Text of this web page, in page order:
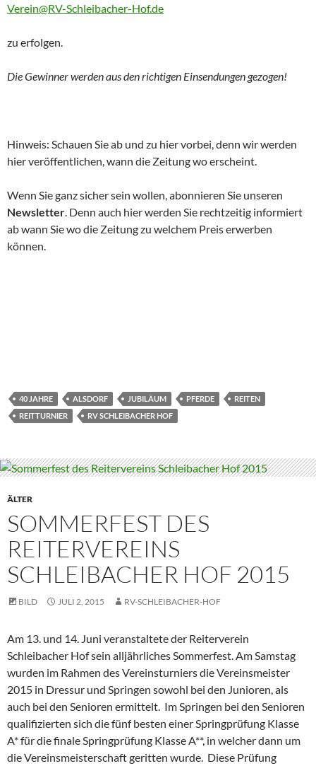
Verein@RV-Schleibacher-Hof.de
zu erfolgen.
Die Gewinner werden aus den richtigen Einsendungen gezogen!
Hinweis: Schauen Sie ab und zu hier vorbei, denn wir werden
hier veröffentlichen, wann die Zeitung wo erscheint.
Wenn Sie ganz sicher sein wollen, abonnieren Sie unseren
Newsletter. Denn auch hier werden Sie rechtzeitig informiert
ab wann Sie wo die Zeitung zu welchem Preis erwerben
können.
40 JAHRE ALSDORF JUBILÄUM PFERDE
REITEN
REITTURNIER
RV SCHLEIBACHER HOF
ÄLTER
SOMMERFEST DES
REITERVEREINS
SCHLEIBACHER HOF 2015
BILD JULI 2, 2015 RV-SCHLEIBACHER-HOF
Am 13. und 14. Juni veranstaltete der Reiterverein
Schleibacher Hof sein alljährliches Sommerfest. Am Samstag
wurden im Rahmen des Vereinsturniers die Vereinsmeister
2015 in Dressur und Springen sowohl bei den Junioren, als
auch bei den Senioren ermittelt. Im Springen bei den Senioren
qualifizierten sich die fünf besten einer Springprüfung Klasse
A* für die finale Springprüfung Klasse A**, in welcher dann um
die Vereinsmeisterschaft geritten wurde. Diese Prüfung